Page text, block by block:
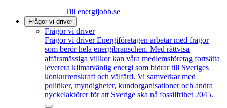
Till energijobb.se
Frågor vi driver
Frågor vi driver
Frågor vi driver Energiföretagen arbetar med frågor
som berör hela energibranschen. Med rättvisa
affärsmässiga villkor kan våra medlemsföretag fortsätta
leverera klimatvänlig energi som bidrar till Sveriges
konkurrenskraft och välfärd. Vi samverkar med
politiker, myndigheter, kundorganisationer och andra
nyckelaktörer för att Sverige ska nå fossilfrihet 2045.